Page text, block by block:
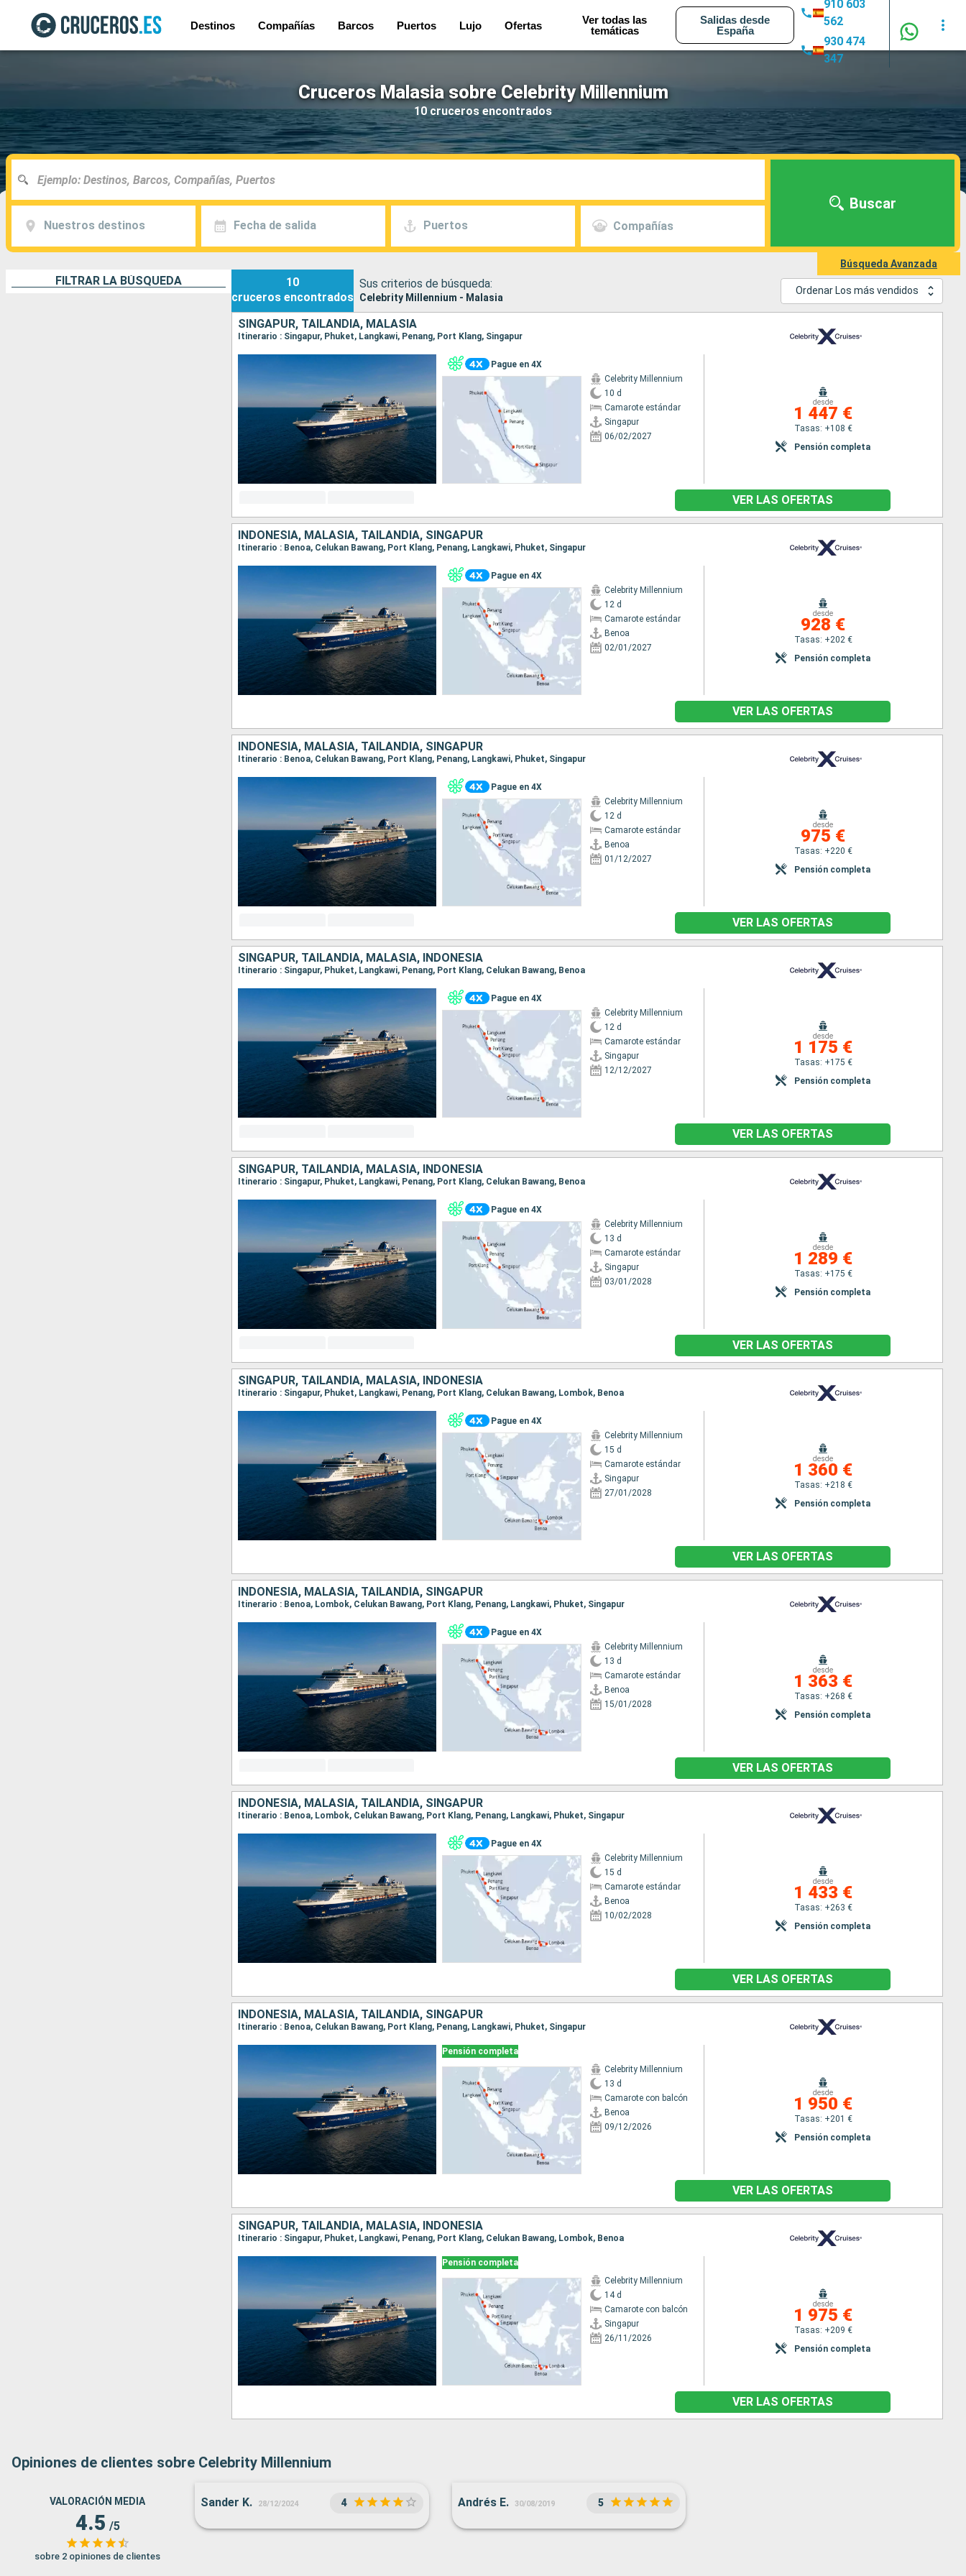
Destinos Compañías Barcos Puertos Lujo Ofertas
Ver todas las
temáticas
Salidas desde
España
910 603
562
930 474
347
Cruceros Malasia sobre Celebrity Millennium
10 cruceros encontrados
Nuestros destinos Fecha de salida Puertos Compañías
Buscar
Búsqueda Avanzada
FILTRAR LA BÚSQUEDA
10
cruceros encontrados
Sus criterios de búsqueda:
Celebrity Millennium - Malasia
Ordenar Los más vendidos
SINGAPUR, TAILANDIA, MALASIA
Itinerario : Singapur, Phuket, Langkawi, Penang, Port Klang, Singapur
Pague en 4X
Celebrity Millennium
10 d
Camarote estándar
Singapur
06/02/2027
desde
1 447 €
Tasas: +108 €
Pensión completa
VER LAS OFERTAS
INDONESIA, MALASIA, TAILANDIA, SINGAPUR
Itinerario : Benoa, Celukan Bawang, Port Klang, Penang, Langkawi, Phuket, Singapur
Pague en 4X
Celebrity Millennium
12 d
Camarote estándar
Benoa
02/01/2027
desde
928 €
Tasas: +202 €
Pensión completa
VER LAS OFERTAS
INDONESIA, MALASIA, TAILANDIA, SINGAPUR
Itinerario : Benoa, Celukan Bawang, Port Klang, Penang, Langkawi, Phuket, Singapur
Pague en 4X
Celebrity Millennium
12 d
Camarote estándar
Benoa
01/12/2027
desde
975 €
Tasas: +220 €
Pensión completa
VER LAS OFERTAS
SINGAPUR, TAILANDIA, MALASIA, INDONESIA
Itinerario : Singapur, Phuket, Langkawi, Penang, Port Klang, Celukan Bawang, Benoa
Pague en 4X
Celebrity Millennium
12 d
Camarote estándar
Singapur
12/12/2027
desde
1 175 €
Tasas: +175 €
Pensión completa
VER LAS OFERTAS
SINGAPUR, TAILANDIA, MALASIA, INDONESIA
Itinerario : Singapur, Phuket, Langkawi, Penang, Port Klang, Celukan Bawang, Benoa
Pague en 4X
Celebrity Millennium
13 d
Camarote estándar
Singapur
03/01/2028
desde
1 289 €
Tasas: +175 €
Pensión completa
VER LAS OFERTAS
SINGAPUR, TAILANDIA, MALASIA, INDONESIA
Itinerario : Singapur, Phuket, Langkawi, Penang, Port Klang, Celukan Bawang, Lombok, Benoa
Pague en 4X
Celebrity Millennium
15 d
Camarote estándar
Singapur
27/01/2028
desde
1 360 €
Tasas: +218 €
Pensión completa
VER LAS OFERTAS
INDONESIA, MALASIA, TAILANDIA, SINGAPUR
Itinerario : Benoa, Lombok, Celukan Bawang, Port Klang, Penang, Langkawi, Phuket, Singapur
Pague en 4X
Celebrity Millennium
13 d
Camarote estándar
Benoa
15/01/2028
desde
1 363 €
Tasas: +268 €
Pensión completa
VER LAS OFERTAS
INDONESIA, MALASIA, TAILANDIA, SINGAPUR
Itinerario : Benoa, Lombok, Celukan Bawang, Port Klang, Penang, Langkawi, Phuket, Singapur
Pague en 4X
Celebrity Millennium
15 d
Camarote estándar
Benoa
10/02/2028
desde
1 433 €
Tasas: +263 €
Pensión completa
VER LAS OFERTAS
INDONESIA, MALASIA, TAILANDIA, SINGAPUR
Itinerario : Benoa, Celukan Bawang, Port Klang, Penang, Langkawi, Phuket, Singapur
Pensión completa
Celebrity Millennium
13 d
Camarote con balcón
Benoa
09/12/2026
desde
1 950 €
Tasas: +201 €
Pensión completa
VER LAS OFERTAS
SINGAPUR, TAILANDIA, MALASIA, INDONESIA
Itinerario : Singapur, Phuket, Langkawi, Penang, Port Klang, Celukan Bawang, Lombok, Benoa
Pensión completa
Celebrity Millennium
14 d
Camarote con balcón
Singapur
26/11/2026
desde
1 975 €
Tasas: +209 €
Pensión completa
VER LAS OFERTAS
Opiniones de clientes sobre Celebrity Millennium
VALORACIÓN MEDIA
4.5 /5
sobre 2 opiniones de clientes
Sander K. 28/12/2024 4 Andrés E. 30/08/2019 5